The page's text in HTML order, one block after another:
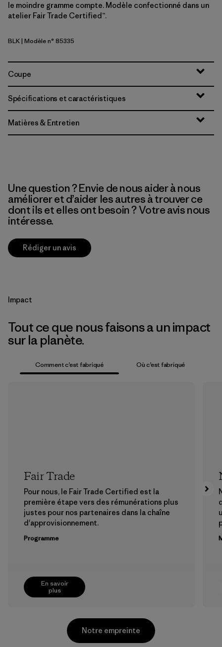
le moindre gramme compte. Modèle confectionné dans un
atelier Fair Trade Certified™.
Black
BLK| Modèle n° 85335
Coupe
Spécifications et caractéristiques
Matières & Entretien
Une question ? Envie de nous aider à nous
améliorer et d’aider les autres à trouver ce
dont ils et elles ont besoin ? Votre avis nous
intéresse.
Rédiger un avis
Impact
Tout ce que nous faisons a un impact
sur la planète.
Comment c’est fabriqué Où c’est fabriqué
En savoir
plus
Fair Trade
Pour nous, le Fair Trade Certified est la
première étape vers des rémunérations plus
justes pour nos partenaires dans la chaîne
d'approvisionnement.
Programme
Notre empreinte